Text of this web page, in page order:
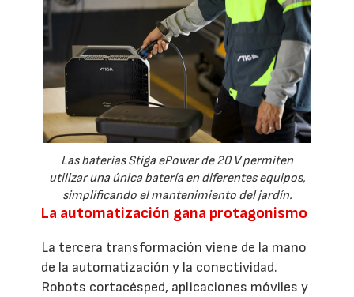
Las baterías Stiga ePower de 20 V permiten
utilizar una única batería en diferentes equipos,
simplificando el mantenimiento del jardín.
La automatización gana protagonismo
La tercera transformación viene de la mano
de la automatización y la conectividad.
Robots cortacésped, aplicaciones móviles y